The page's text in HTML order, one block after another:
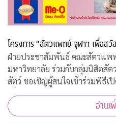
โครงการ “สัตวแพทย์ จุฬาฯ เพื่อส
ฝ่ายประชาสัมพันธ์ คณะสัตวแพ
มหาวิทยาลัย ร่วมกับกลุ่มนิสิตสั
สัตว์ ขอเชิญผู้สนใจเข้าร่วมพิธีเ
เพื่อสวัสดิภาพสัตว์ในรั้วจุฬาฯ
เวลา 08.45 – 10.00 น. ณ ห้อ
อ่านเ